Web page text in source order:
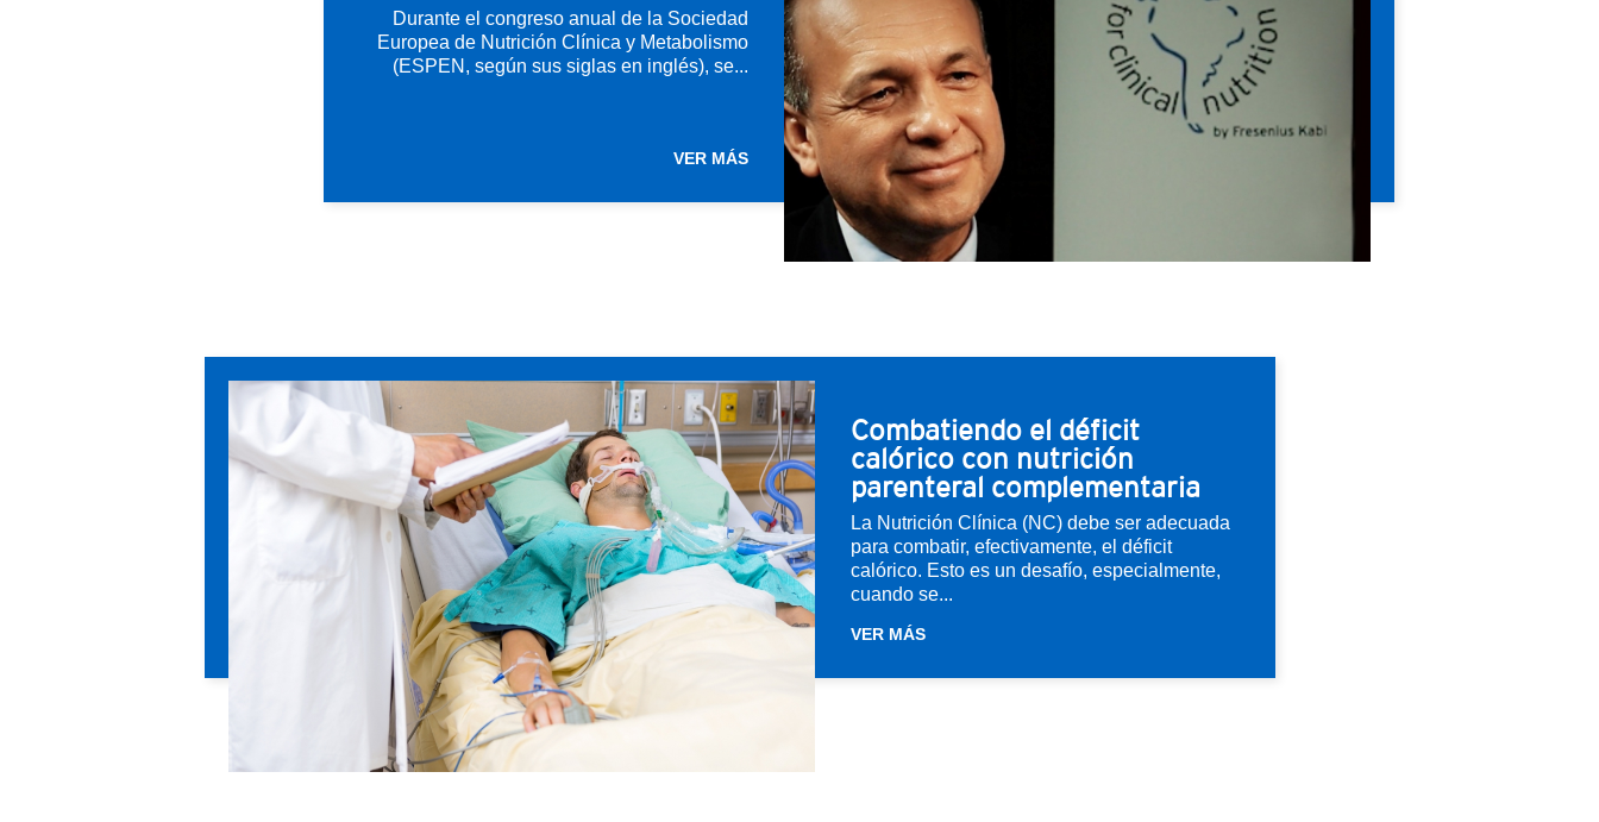
Durante el congreso anual de la Sociedad
Europea de Nutrición Clínica y Metabolismo
(ESPEN, según sus siglas en inglés), se...
VER MÁS
Combatiendo el déficit
calórico con nutrición
parenteral complementaria
La Nutrición Clínica (NC) debe ser adecuada
para combatir, efectivamente, el déficit
calórico. Esto es un desafío, especialmente,
cuando se...
VER MÁS